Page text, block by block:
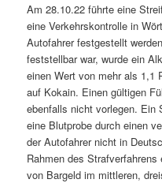
Am 28.10.22 führte eine
eine Verkehrskontrolle in
Autofahrer festgestellt
feststellbar war, wurde ein
einen Wert von mehr als 1,1
auf Kokain. Einen gültigen
ebenfalls nicht vorlegen. Ein
eine Blutprobe durch einen
der Autofahrer nicht in
Rahmen des
von Bargeld im mittleren,